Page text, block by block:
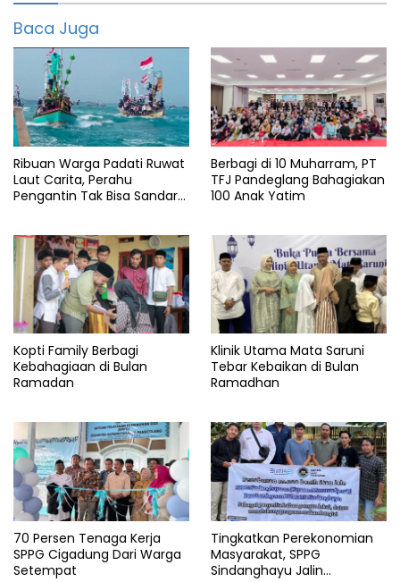
Malingping
Family
Lebaran
2023
Ramadhan
Yatim
dan
Piatu
Baca Juga
Ribuan Warga Padati Ruwat
Laut Carita, Perahu
Pengantin Tak Bisa Sandar
Berbagi di 10 Muharram, PT
TFJ Pandeglang Bahagiakan
100 Anak Yatim
Kopti Family Berbagi
Kebahagiaan di Bulan
Ramadan
Klinik Utama Mata Saruni
Tebar Kebaikan di Bulan
Ramadhan
70 Persen Tenaga Kerja
SPPG Cigadung Dari Warga
Setempat
Tingkatkan Perekonomian
Masyarakat, SPPG
Sindanghayu Jalin